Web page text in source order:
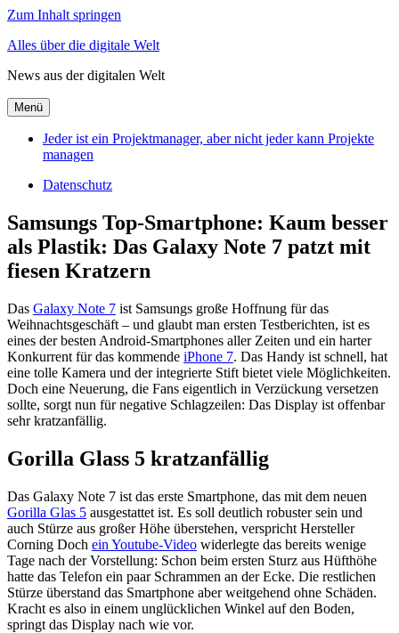
Zum Inhalt springen
Alles über die digitale Welt
News aus der digitalen Welt
Menü
Jeder ist ein Projektmanager, aber nicht jeder kann Projekte
managen
Datenschutz
Samsungs Top-Smartphone: Kaum besser
als Plastik: Das Galaxy Note 7 patzt mit
fiesen Kratzern
Das Galaxy Note 7 ist Samsungs große Hoffnung für das
Weihnachtsgeschäft – und glaubt man ersten Testberichten, ist es
eines der besten Android-Smartphones aller Zeiten und ein harter
Konkurrent für das kommende iPhone 7. Das Handy ist schnell, hat
eine tolle Kamera und der integrierte Stift bietet viele Möglichkeiten.
Doch eine Neuerung, die Fans eigentlich in Verzückung versetzen
sollte, sorgt nun für negative Schlagzeilen: Das Display ist offenbar
sehr kratzanfällig.
Gorilla Glass 5 kratzanfällig
Das Galaxy Note 7 ist das erste Smartphone, das mit dem neuen
Gorilla Glas 5 ausgestattet ist. Es soll deutlich robuster sein und
auch Stürze aus großer Höhe überstehen, verspricht Hersteller
Corning Doch ein Youtube-Video widerlegte das bereits wenige
Tage nach der Vorstellung: Schon beim ersten Sturz aus Hüfthöhe
hatte das Telefon ein paar Schrammen an der Ecke. Die restlichen
Stürze überstand das Smartphone aber weitgehend ohne Schäden.
Kracht es also in einem unglücklichen Winkel auf den Boden,
springt das Display nach wie vor.